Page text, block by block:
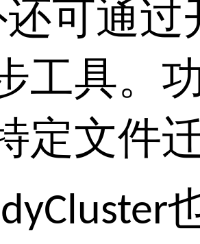
还可通
工具。
定文件